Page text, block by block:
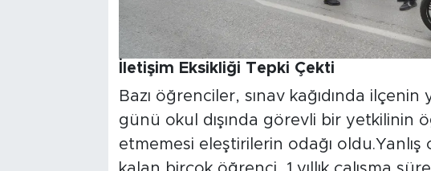
İletişim Eksikliği Tepki Çekti
Bazı öğrenciler, sınav kağıdında ilçenin
günü okul dışında görevli bir yetkilinin
etmemesi eleştirilerin odağı oldu.Yanlış